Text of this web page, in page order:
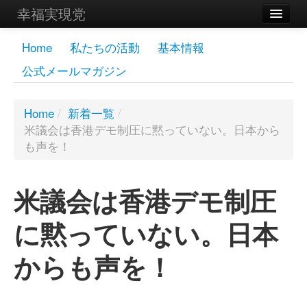
幸福実現党
メンバーズページ
党員
お問い合わせ
Home 私たちの活動
基本情報
公式メールマガジン
Home / 新着一覧 /
米議会は香港デモ制圧に黙っていない。日本から
も声を！
米議会は香港デモ制圧
に黙っていない。日本
からも声を！